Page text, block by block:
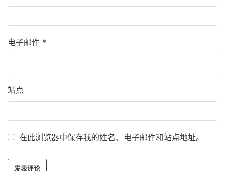
电子邮件 *
站点
在此浏览器中保存我的姓名、电子邮件和站点地址。